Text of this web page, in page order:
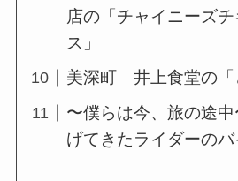
店の「チャイニーズ
ス」
美深町 井上食堂の「
〜僕らは今、旅の途
げてきたライダーの